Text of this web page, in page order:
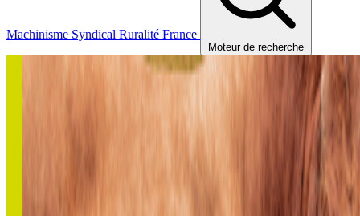
Machinisme Syndical Ruralité France
Moteur de recherche